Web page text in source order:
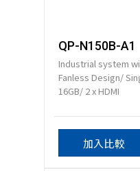
QP-N150B-A1
Industrial system
Fanless Design/
16GB/ 2 x HDMI
加入比較